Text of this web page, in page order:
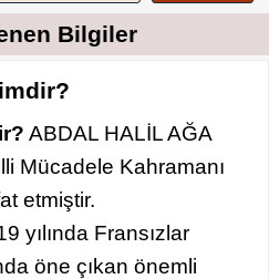
Bilgiler
ABDAL HALİL AĞA
Mücadele Kahramanı
etmiştir.
yılında Fransızlar
öne çıkan önemli